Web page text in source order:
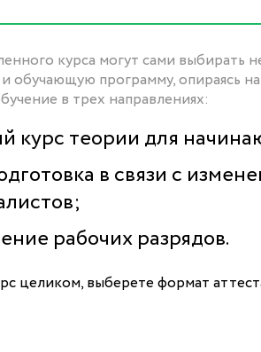
курса могут сами выбирать
обучающую программу, опираясь
в трех направлениях:
курс теории для
в связи с
рабочих разрядов.
целиком, выберете формат